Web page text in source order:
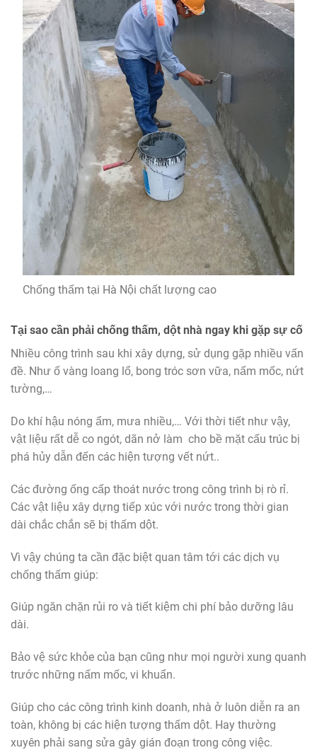
Chống thấm tại Hà Nội chất lượng cao
Tại sao cần phải chống thấm, dột nhà ngay khi gặp sự cố
Nhiều công trình sau khi xây dựng, sử dụng gặp nhiều vấn
đề. Như ố vàng loang lổ, bong tróc sơn vữa, nấm mốc, nứt
tường,…
Do khí hậu nóng ẩm, mưa nhiều,… Với thời tiết như vậy,
vật liệu rất dễ co ngót, dãn nở làm cho bề mặt cấu trúc bị
phá hủy dẫn đến các hiện tượng vết nứt..
Các đường ống cấp thoát nước trong công trình bị rò rỉ.
Các vật liệu xây dựng tiếp xúc với nước trong thời gian
dài chắc chắn sẽ bị thấm dột.
Vì vậy chúng ta cần đặc biệt quan tâm tới các dịch vụ
chống thấm giúp:
Giúp ngăn chặn rủi ro và tiết kiệm chi phí bảo dưỡng lâu
dài.
Bảo vệ sức khỏe của bạn cũng như mọi người xung quanh
trước những nấm mốc, vi khuẩn.
Giúp cho các công trình kinh doanh, nhà ở luôn diễn ra an
toàn, không bị các hiện tượng thấm dột. Hay thường
xuyên phải sang sửa gây gián đoạn trong công việc.